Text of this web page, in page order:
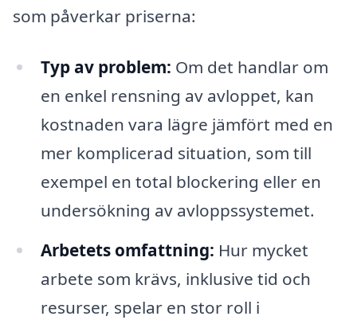
som påverkar priserna:
Typ av problem: Om det handlar om
en enkel rensning av avloppet, kan
kostnaden vara lägre jämfört med en
mer komplicerad situation, som till
exempel en total blockering eller en
undersökning av avloppssystemet.
Arbetets omfattning: Hur mycket
arbete som krävs, inklusive tid och
resurser, spelar en stor roll i